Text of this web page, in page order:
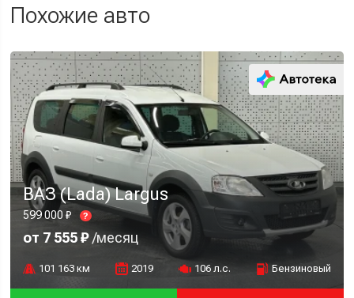
Похожие авто
ВАЗ (Lada) Largus
599 000 ₽ ?
от 7 555 ₽/месяц
101 163 км 2019 106 л.с. Бензиновый